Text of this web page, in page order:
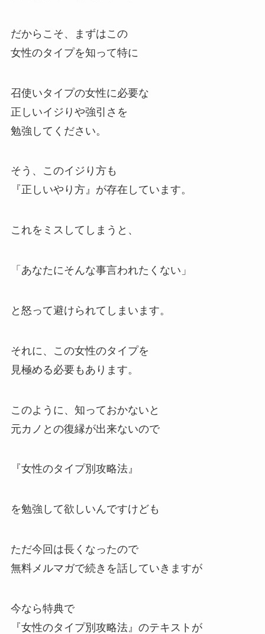
だからこそ、まずはこの
女性のタイプを知って特に
召使いタイプの女性に必要な
正しいイジりや強引さを
勉強してください。
そう、このイジり方も
『正しいやり方』が存在しています。
これをミスしてしまうと、
「あなたにそんな事言われたくない」
と怒って避けられてしまいます。
それに、この女性のタイプを
見極める必要もあります。
このように、知っておかないと
元カノとの復縁が出来ないので
『女性のタイプ別攻略法』
を勉強して欲しいんですけども
ただ今回は長くなったので
無料メルマガで続きを話していきますが
今なら特典で
『女性のタイプ別攻略法』のテキストが